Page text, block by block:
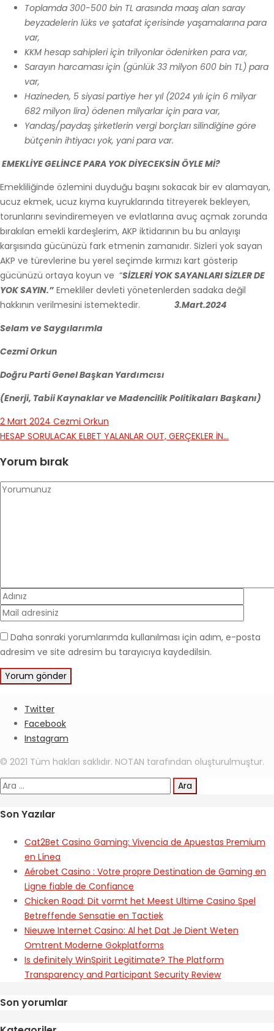
Toplamda 300-500 bin TL arasında maaş alan saray
beyzadelerin lüks ve şatafat içerisinde yaşamalarına para
var,
KKM hesap sahipleri için trilyonlar ödenirken para var,
Sarayın harcaması için (günlük 33 milyon 600 bin TL) para
var,
Hazineden, 5 siyasi partiye her yıl (2024 yılı için 6 milyar
682 milyon lira) ödenen milyarlar için para var,
Yandaş/paydaş şirketlerin vergi borçları silindiğine göre
bütçenin ihtiyacı yok, yani para var.
EMEKLİYE GELİNCE PARA YOK DİYECEKSİN ÖYLE Mİ?
Emekliliğinde özlemini duyduğu başını sokacak bir ev alamayan,
ucuz ekmek, ucuz kıyma kuyruklarında titreyerek bekleyen,
torunlarını sevindiremeyen ve evlatlarına avuç açmak zorunda
bırakılan emekli kardeşlerim, AKP iktidarının bu bu anlayışı
karşısında gücünüzü fark etmenin zamanıdır. Sizleri yok sayan
AKP ve türevlerine bu yerel seçimde kırmızı kart gösterip
gücünüzü ortaya koyun ve “SİZLERİ YOK SAYANLARI SİZLER DE
YOK SAYIN.” Emekliler devleti yönetenlerden sadaka değil
hakkının verilmesini istemektedir. 3.Mart.2024
Selam ve Saygılarımla
Cezmi Orkun
Doğru Parti Genel Başkan Yardımcısı
(Enerji, Tabii Kaynaklar ve Madencilik Politikaları Başkanı)
2 Mart 2024 Cezmi Orkun
HESAP SORULACAK ELBET YALANLAR OUT, GERÇEKLER İN…
Yorum bırak
Daha sonraki yorumlarımda kullanılması için adım, e-posta
adresim ve site adresim bu tarayıcıya kaydedilsin.
Twitter
Facebook
Instagram
© 2021 Tüm hakları saklıdır. NOTAN tarafından oluşturulmuştur.
Arama:
Son Yazılar
Cat2Bet Casino Gaming: Vivencia de Apuestas Premium
en Línea
Aérobet Casino : Votre propre Destination de Gaming en
Ligne fiable de Confiance
Chicken Road: Dit vormt het Meest Ultime Casino Spel
Betreffende Sensatie en Tactiek
Nieuwe Internet Casino: Al het Dat Je Dient Weten
Omtrent Moderne Gokplatforms
Is definitely WinSpirit Legitimate? The Platform
Transparency and Participant Security Review
Son yorumlar